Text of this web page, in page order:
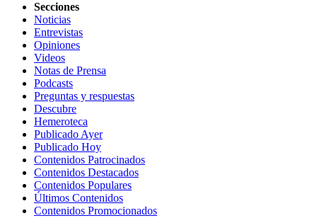
Secciones
Noticias
Entrevistas
Opiniones
Videos
Notas de Prensa
Podcasts
Preguntas y respuestas
Descubre
Hemeroteca
Publicado Ayer
Publicado Hoy
Contenidos Patrocinados
Contenidos Destacados
Contenidos Populares
Últimos Contenidos
Contenidos Promocionados